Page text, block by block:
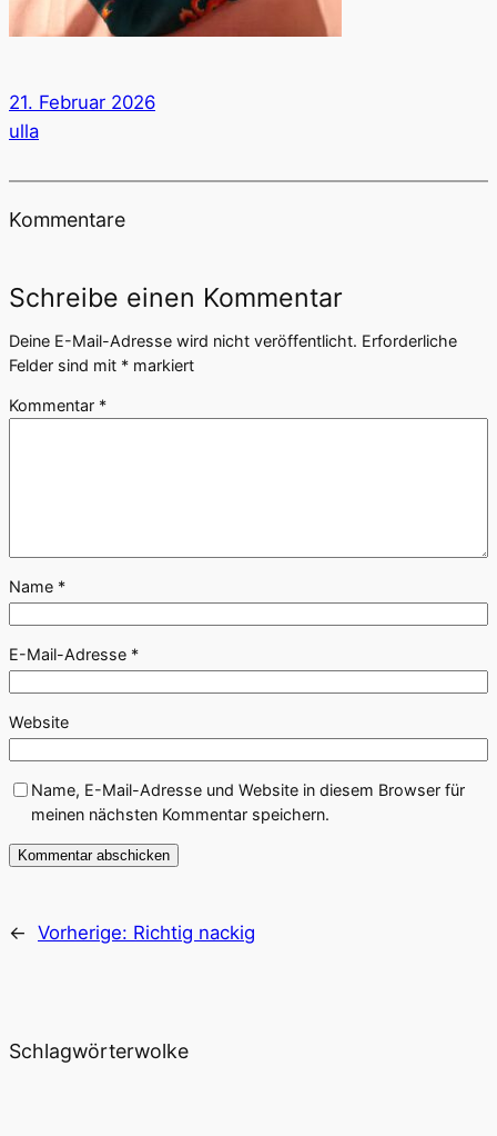
21. Februar 2026
ulla
Kommentare
Schreibe einen Kommentar
Deine E-Mail-Adresse wird nicht veröffentlicht. Erforderliche
Felder sind mit * markiert
Kommentar *
Name *
E-Mail-Adresse *
Website
Name, E-Mail-Adresse und Website in diesem Browser für
meinen nächsten Kommentar speichern.
← Vorherige: Richtig nackig
Schlagwörterwolke